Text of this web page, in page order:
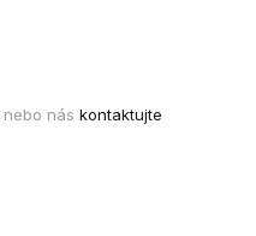
nebo nás kontaktujte